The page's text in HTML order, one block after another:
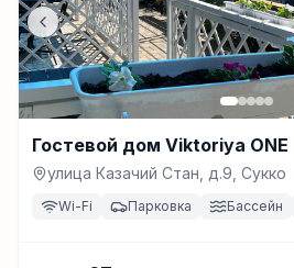
Гостевой дом Viktoriya ONE
улица Казачий Стан, д.9, Сукко
Wi-Fi Парковка Бассейн